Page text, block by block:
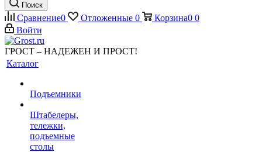
Поиск
Сравнение0 Отложенные 0 Корзина0 0
Войти
ГРОСТ – НАДЕЖЕН И ПРОСТ!
Каталог
Подъемники
Штабелеры,
тележки,
подъемные
столы